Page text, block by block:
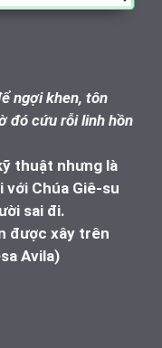
ngợi khen, tôn
đó cứu rỗi linh hồn
thuật nhưng là
với Chúa Giê-su
sai đi.
được xây trên
Avila)